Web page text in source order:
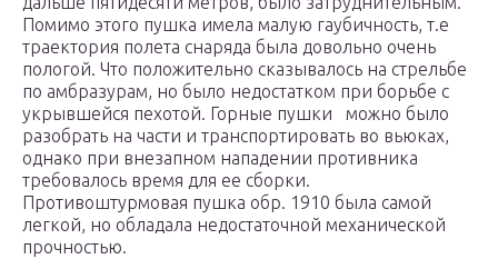
Помимо этого пушка имела малую гаубичность, т.е
траектория полета снаряда была довольно очень
пологой. Что положительно сказывалось на стрельбе
по амбразурам, но было недостатком при борьбе с
укрывшейся пехотой. Горные пушки можно было
разобрать на части и транспортировать во вьюках,
однако при внезапном нападении противника
требовалось время для ее сборки.
Противоштурмовая пушка обр. 1910 была самой
легкой, но обладала недостаточной механической
прочностью.